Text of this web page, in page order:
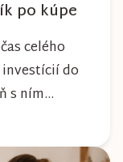
po kúpe
celého
investícií do
s ním
parkoch,